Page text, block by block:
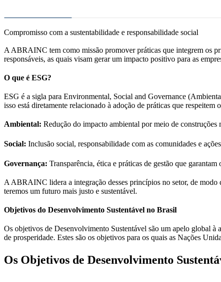
Compromisso com a sustentabilidade e responsabilidade social
A ABRAINC tem como missão promover práticas que integrem os
responsáveis, as quais visam gerar um impacto positivo para as
O que é ESG?
ESG é a sigla para Environmental, Social and Governance
isso está diretamente relacionado à adoção de práticas que
Ambiental: Redução do impacto ambiental por meio de
Social: Inclusão social, responsabilidade com as comunidades e
Governança: Transparência, ética e práticas de gestão que
A ABRAINC lidera a integração desses princípios no setor, de modo
teremos um futuro mais justo e sustentável.
Objetivos do Desenvolvimento Sustentável no Brasil
Os objetivos de Desenvolvimento Sustentável são um apelo global à
de prosperidade. Estes são os objetivos para os quais as Nações
Os Objetivos de Desenvolvimento